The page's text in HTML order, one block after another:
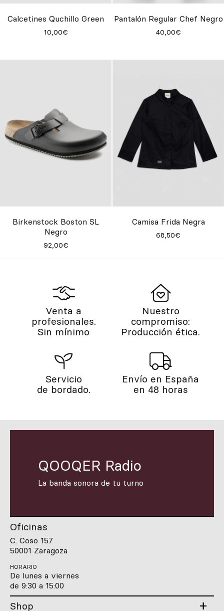
Calcetines Quchillo Green
10,00€
Pantalón Regular Chef Negro
40,00€
Birkenstock Boston SL
Negro
92,00€
Camisa Frida Negra
68,50€
Venta a
profesionales.
Sin mínimo
Nuestro
compromiso:
Producción ética.
Servicio
de bordado.
Envío en España
en 48 horas
QOOQER Radio
La banda sonora de tu turno
Oficinas
C. Coso 157
50001 Zaragoza
HORARIO
De lunes a viernes
de 9:30 a 15:00
Shop